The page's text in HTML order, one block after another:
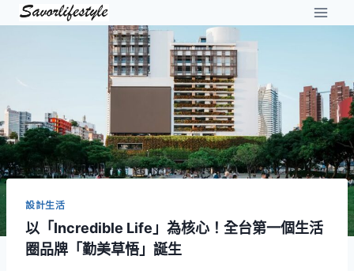
Skip
設計生活
以「Incredible Life」為核心！全台第一個生活
圈品牌「勤美草悟」誕生